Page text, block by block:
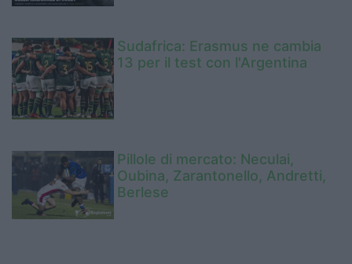
Sudafrica: Erasmus ne cambia
13 per il test con l'Argentina
Pillole di mercato: Neculai,
Oubina, Zarantonello, Andretti,
Berlese